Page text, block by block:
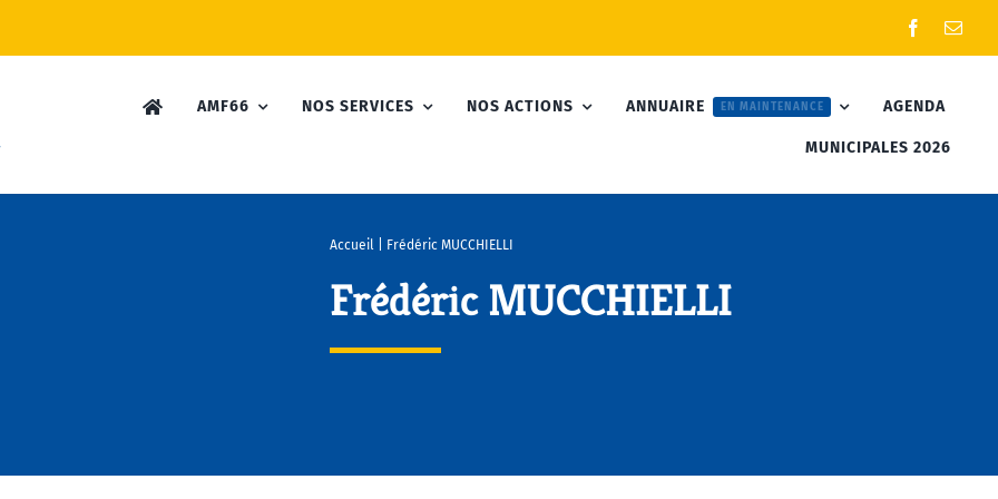
AMF66 NOS SERVICES NOS ACTIONS ANNUAIRE EN MAINTENANCE AGENDA
MUNICIPALES 2026
Accueil| Frédéric MUCCHIELLI
Frédéric MUCCHIELLI